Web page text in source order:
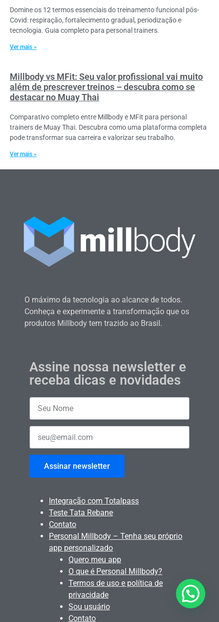
Domine os 12 termos essenciais do treinamento funcional pós-
Covid: respiração, fortalecimento gradual, periodização e
tecnologia. Guia completo para personal trainers.
Ver mais »
Millbody vs MFit: Seu valor profissional vai muito
além de prescrever treinos – descubra como se
destacar no Muay Thai
Comparativo completo entre Millbody e MFit para personal
trainers de Muay Thai. Descubra como uma plataforma completa
pode transformar sua carreira e valorizar seu trabalho.
Ver mais »
O máximo da tecnologia ao alcance de todos.
Conheça e experimente a transformação que os
produtos Millbody tem trazido ao Brasil.
Assine nossa newsletter e
receba dicas e novidades
Assinar newsletter
Integração com Totalpass
Teste Tata Rebane
Contato
Personal Millbody – Tenha seu próprio
app personalizado
Quero meu app
O que é Personal Millbody?
Termos de uso e política de
privacidade
Sou usuário
Contato